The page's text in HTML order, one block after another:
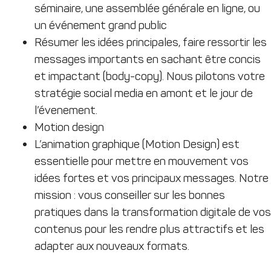
séminaire, une assemblée générale en ligne, ou
un événement grand public
Résumer les idées principales, faire ressortir les
messages importants en sachant être concis
et impactant (body-copy). Nous pilotons votre
stratégie social media en amont et le jour de
l’évenement.
Motion design
L’animation graphique (Motion Design) est
essentielle pour mettre en mouvement vos
idées fortes et vos principaux messages. Notre
mission : vous conseiller sur les bonnes
pratiques dans la transformation digitale de vos
contenus pour les rendre plus attractifs et les
adapter aux nouveaux formats.